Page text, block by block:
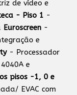
de vídeo e
- Piso 1 -
Euroscreen -
e
- Processador
e
pisos -1, 0 e
EVAC com